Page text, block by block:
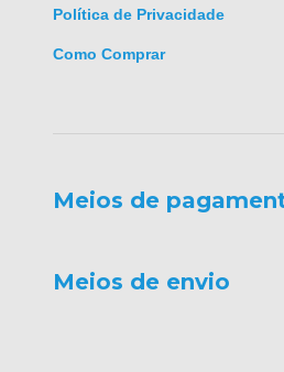
Política de Privacidade
Como Comprar
Meios de
Meios de envio